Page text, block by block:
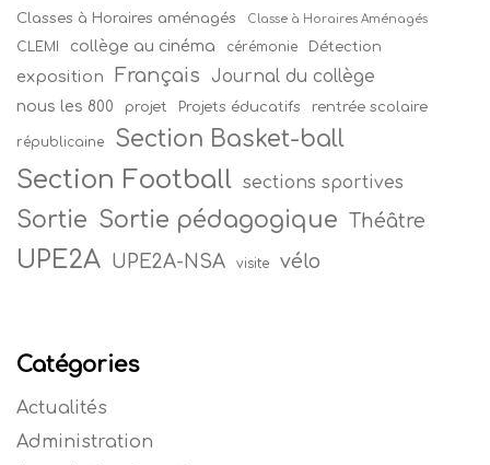
Classes à Horaires aménagés Classe à Horaires Aménagés
CLEMI collège au cinéma cérémonie Détection
exposition Français Journal du collège
nous les 800 projet Projets éducatifs rentrée scolaire
républicaine Section Basket-ball
Section Football sections sportives
Sortie Sortie pédagogique Théâtre
UPE2A UPE2A-NSA visite vélo
Catégories
Actualités
Administration